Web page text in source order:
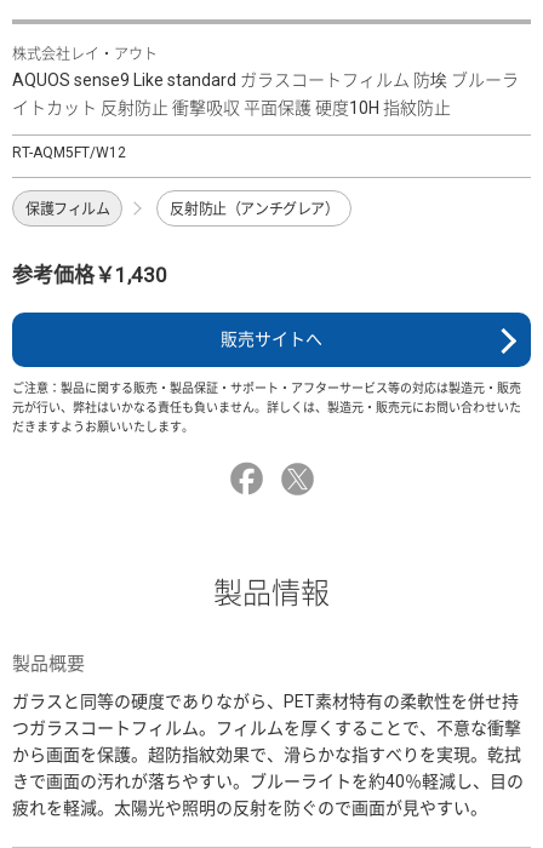
株式会社レイ・アウト
AQUOS sense9 Like standard ガラスコートフィルム 防埃 ブルーラ
イトカット 反射防止 衝撃吸収 平面保護 硬度10H 指紋防止
RT-AQM5FT/W12
保護フィルム 反射防止（アンチグレア）
参考価格￥1,430
販売サイトへ
ご注意：製品に関する販売・製品保証・サポート・アフターサービス等の対応は製造元・販売
元が行い、弊社はいかなる責任も負いません。詳しくは、製造元・販売元にお問い合わせいた
だきますようお願いいたします。
製品情報
製品概要
ガラスと同等の硬度でありながら、PET素材特有の柔軟性を併せ持
つガラスコートフィルム。フィルムを厚くすることで、不意な衝撃
から画面を保護。超防指紋効果で、滑らかな指すべりを実現。乾拭
きで画面の汚れが落ちやすい。ブルーライトを約40％軽減し、目の
疲れを軽減。太陽光や照明の反射を防ぐので画面が見やすい。